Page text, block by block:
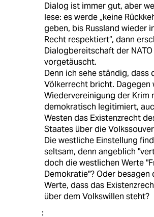
Dialog ist immer gut, aber
lese: es werde „keine
geben, bis Russland wieder
Recht respektiert“, dann
Dialogbereitschaft der
vorgetäuscht.
Denn ich sehe ständig, dass
Völkerrecht bricht. Dagegen
Wiedervereinigung der Krim
demokratisch legitimiert,
Westen das Existenzrecht
Staates über die
Die westliche Einstellung
seltsam, denn angeblich
doch die westlichen Werte
Demokratie"? Oder besagen
Werte, dass das
über dem Volkswillen steht?